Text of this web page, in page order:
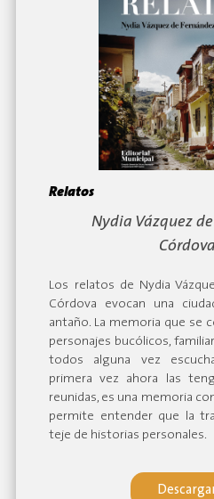
Relatos
Nydia Vázquez
Córdova
Los relatos de Nydia
Córdova evocan una
antaño. La memoria que se
personajes bucólicos,
todos alguna vez
primera vez ahora las
reunidas, es una memoria
permite entender que la
teje de historias personales.